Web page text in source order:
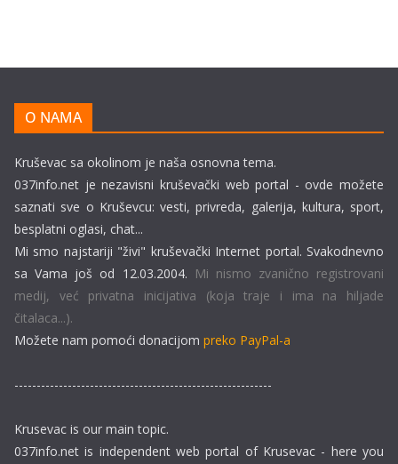
O NAMA
Kruševac sa okolinom je naša osnovna tema.
037info.net je nezavisni kruševački web portal - ovde možete
saznati sve o Kruševcu: vesti, privreda, galerija, kultura, sport,
besplatni oglasi, chat...
Mi smo najstariji "živi" kruševački Internet portal. Svakodnevno
sa Vama još od 12.03.2004. Mi nismo zvanično registrovani
medij, već privatna inicijativa (koja traje i ima na hiljade
čitalaca...).
Možete nam pomoći donacijom preko PayPal-a
----------------------------------------------------------
Krusevac is our main topic.
037info.net is independent web portal of Krusevac - here you